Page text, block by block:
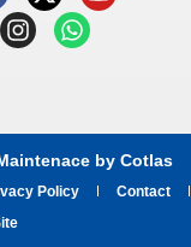
by Cotlas
Policy
Contact